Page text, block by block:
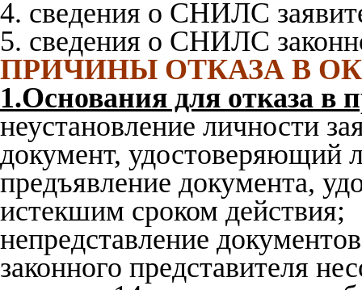
4. сведения о СНИЛС
5. сведения о СНИЛС
ПРИЧИНЫ ОТКАЗА В
1.Основания для отказа в
неустановление личности
документ, удостоверяющий
предъявление документа,
истекшим сроком действия;
непредставление
законного представителя